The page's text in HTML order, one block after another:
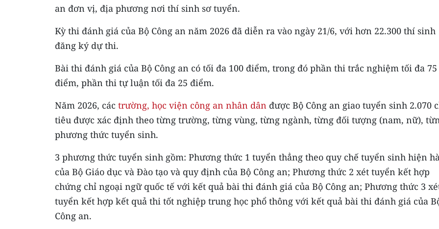
an đơn vị, địa phương nơi thí sinh sơ tuyển.
Kỳ thi đánh giá của Bộ Công an năm 2026 đã diễn ra vào ngày 21/6, với hơn 22.300 thí sinh
đăng ký dự thi.
Bài thi đánh giá của Bộ Công an có tối đa 100 điểm, trong đó phần thi trắc nghiệm tối đa 75
điểm, phần thi tự luận tối đa 25 điểm.
Năm 2026, các trường, học viện công an nhân dân được Bộ Công an giao tuyển sinh 2.070
tiêu được xác định theo từng trường, từng vùng, từng ngành, từng đối tượng (nam, nữ),
phương thức tuyển sinh.
3 phương thức tuyển sinh gồm: Phương thức 1 tuyển thẳng theo quy chế tuyển sinh hiện
của Bộ Giáo dục và Đào tạo và quy định của Bộ Công an; Phương thức 2 xét tuyển kết hợp
chứng chỉ ngoại ngữ quốc tế với kết quả bài thi đánh giá của Bộ Công an; Phương thức 3
tuyển kết hợp kết quả thi tốt nghiệp trung học phổ thông với kết quả bài thi đánh giá của
Công an.